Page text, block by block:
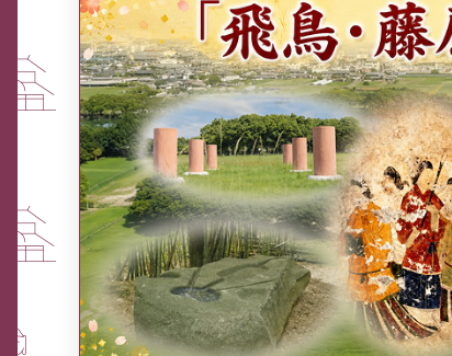
中東情勢や原油価格上昇の影響
を受ける中小企業向け相談窓口
について
ふるさと納税なら、奈良